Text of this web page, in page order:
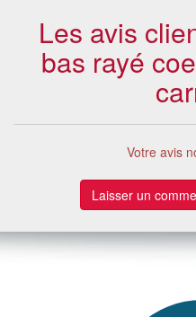
Les avis
bas rayé
Votre avis
Laisser un